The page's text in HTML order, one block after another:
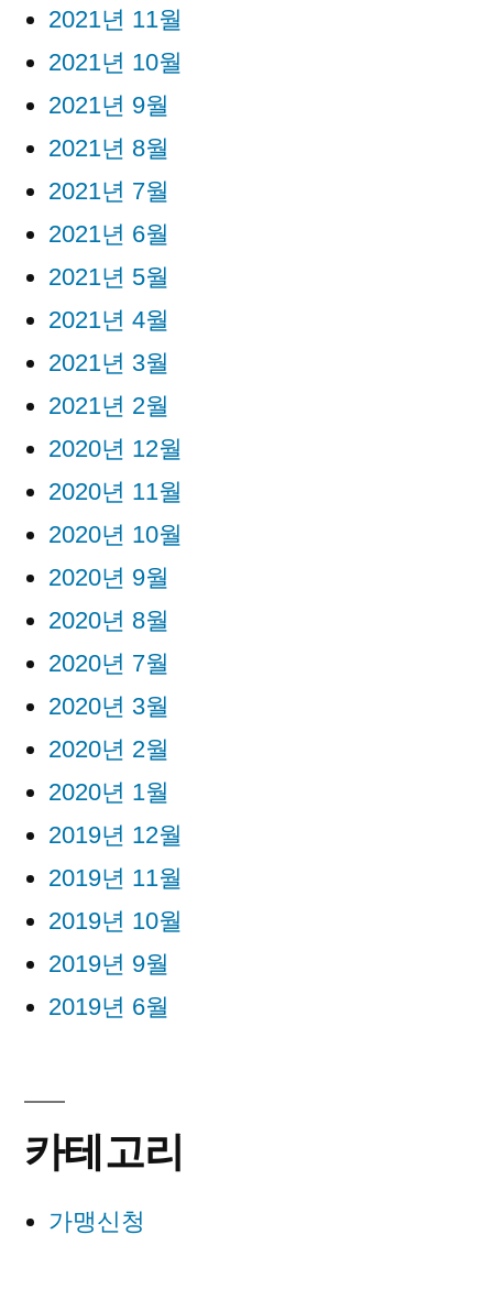
2021년 11월
2021년 10월
2021년 9월
2021년 8월
2021년 7월
2021년 6월
2021년 5월
2021년 4월
2021년 3월
2021년 2월
2020년 12월
2020년 11월
2020년 10월
2020년 9월
2020년 8월
2020년 7월
2020년 3월
2020년 2월
2020년 1월
2019년 12월
2019년 11월
2019년 10월
2019년 9월
2019년 6월
카테고리
가맹신청